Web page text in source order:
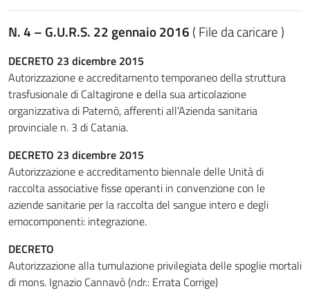
N. 4 – G.U.R.S. 22 gennaio 2016 ( File da caricare )
DECRETO 23 dicembre 2015
Autorizzazione e accreditamento temporaneo della struttura
trasfusionale di Caltagirone e della sua articolazione
organizzativa di Paternò, afferenti all’Azienda sanitaria
provinciale n. 3 di Catania.
DECRETO 23 dicembre 2015
Autorizzazione e accreditamento biennale delle Unità di
raccolta associative fisse operanti in convenzione con le
aziende sanitarie per la raccolta del sangue intero e degli
emocomponenti: integrazione.
DECRETO
Autorizzazione alla tumulazione privilegiata delle spoglie mortali
di mons. Ignazio Cannavò (ndr.: Errata Corrige)